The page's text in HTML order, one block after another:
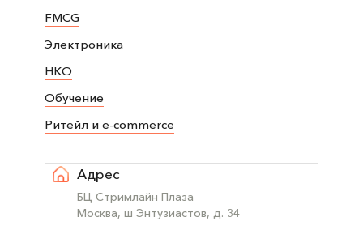
FMCG
Электроника
НКО
Обучение
Ритейл и e-commerce
Адрес
БЦ Стримлайн Плаза
Москва, ш Энтузиастов, д. 34